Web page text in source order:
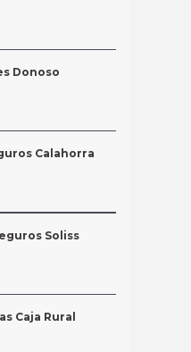
Donoso
Calahorra
Soliss
Caja Rural